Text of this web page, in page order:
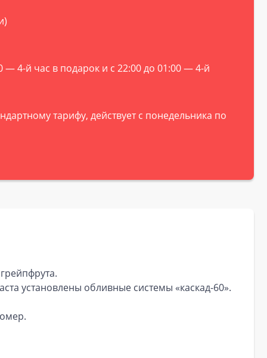
4-й час в подарок и с 22:00 до 01:00 — 4-й
тарифу, действует с понедельника по
установлены обливные системы «каскад-60».